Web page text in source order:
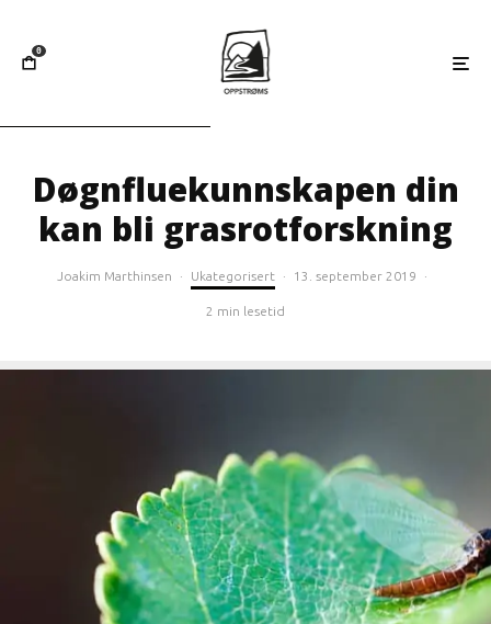
0
Døgnfluekunnskapen din
kan bli grasrotforskning
Joakim Marthinsen · Ukategorisert · 13. september 2019 ·
2 min lesetid